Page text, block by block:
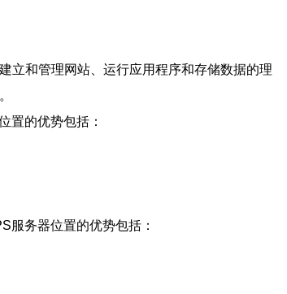
立和管理网站、运行应用程序和存储数据的理
置的优势包括：
服务器位置的优势包括：